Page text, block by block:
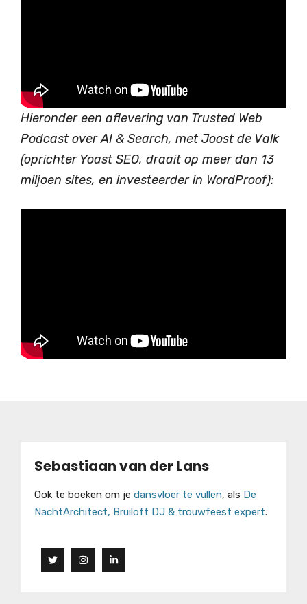
Hieronder een aflevering van Trusted Web
Podcast over AI & Search, met Joost de Valk
(oprichter Yoast SEO, draait op meer dan 13
miljoen sites, en investeerder in WordProof):
Sebastiaan van der Lans
Ook te boeken om je dansvloer te vullen, als De
NachtArchitect, Bruiloft DJ & trouwfeest expert.